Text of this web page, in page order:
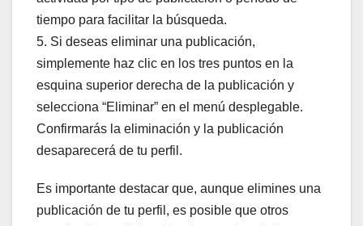
tiempo para facilitar la búsqueda.
5. Si deseas eliminar una publicación,
simplemente haz clic en los tres puntos en la
esquina superior derecha de la publicación y
selecciona “Eliminar” en el menú desplegable.
Confirmarás la eliminación y la publicación
desaparecerá de tu perfil.
Es importante destacar que, aunque elimines una
publicación de tu perfil, es posible que otros